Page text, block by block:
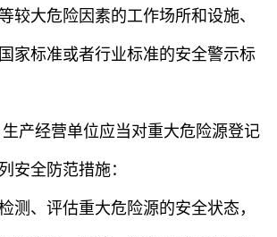
较大危险因素的工作场所和设施、
家标准或者行业标准的安全警示标
生产经营单位应当对重大危险源登记
安全防范措施：
、评估重大危险源的安全状态，